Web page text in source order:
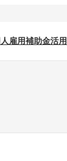
雇用補助金活用